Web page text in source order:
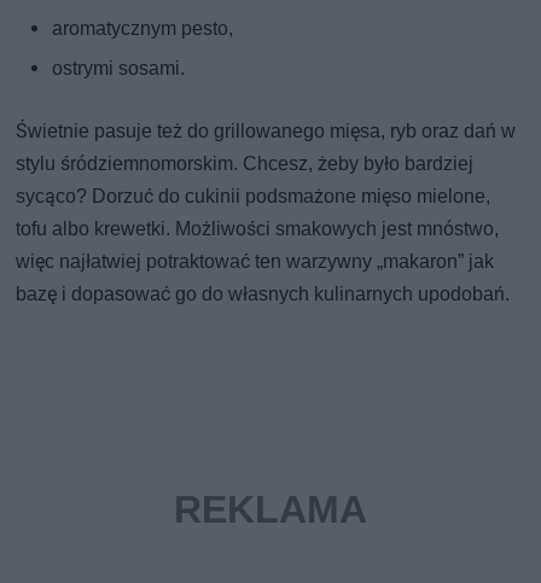
aromatycznym pesto,
ostrymi sosami.
Świetnie pasuje też do grillowanego mięsa, ryb oraz dań w
stylu śródziemnomorskim. Chcesz, żeby było bardziej
sycąco? Dorzuć do cukinii podsmażone mięso mielone,
tofu albo krewetki. Możliwości smakowych jest mnóstwo,
więc najłatwiej potraktować ten warzywny „makaron” jak
bazę i dopasować go do własnych kulinarnych upodobań.